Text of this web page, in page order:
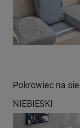
Pokrowiec na
NIEBIESKI